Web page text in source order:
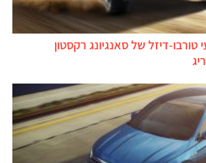
טורבו-דיזל של סאנגיונג רקסטון